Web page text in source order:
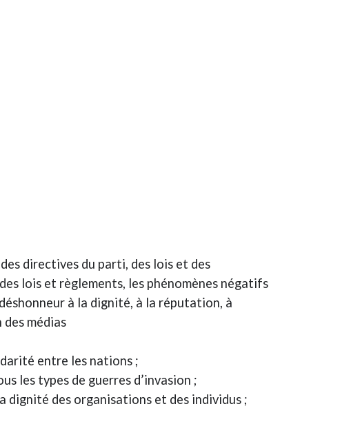
directives du parti, des lois et des
lois et règlements, les phénomènes négatifs
à la dignité, à la réputation, à
médias
entre les nations ;
les types de guerres d’invasion ;
des organisations et des individus ;